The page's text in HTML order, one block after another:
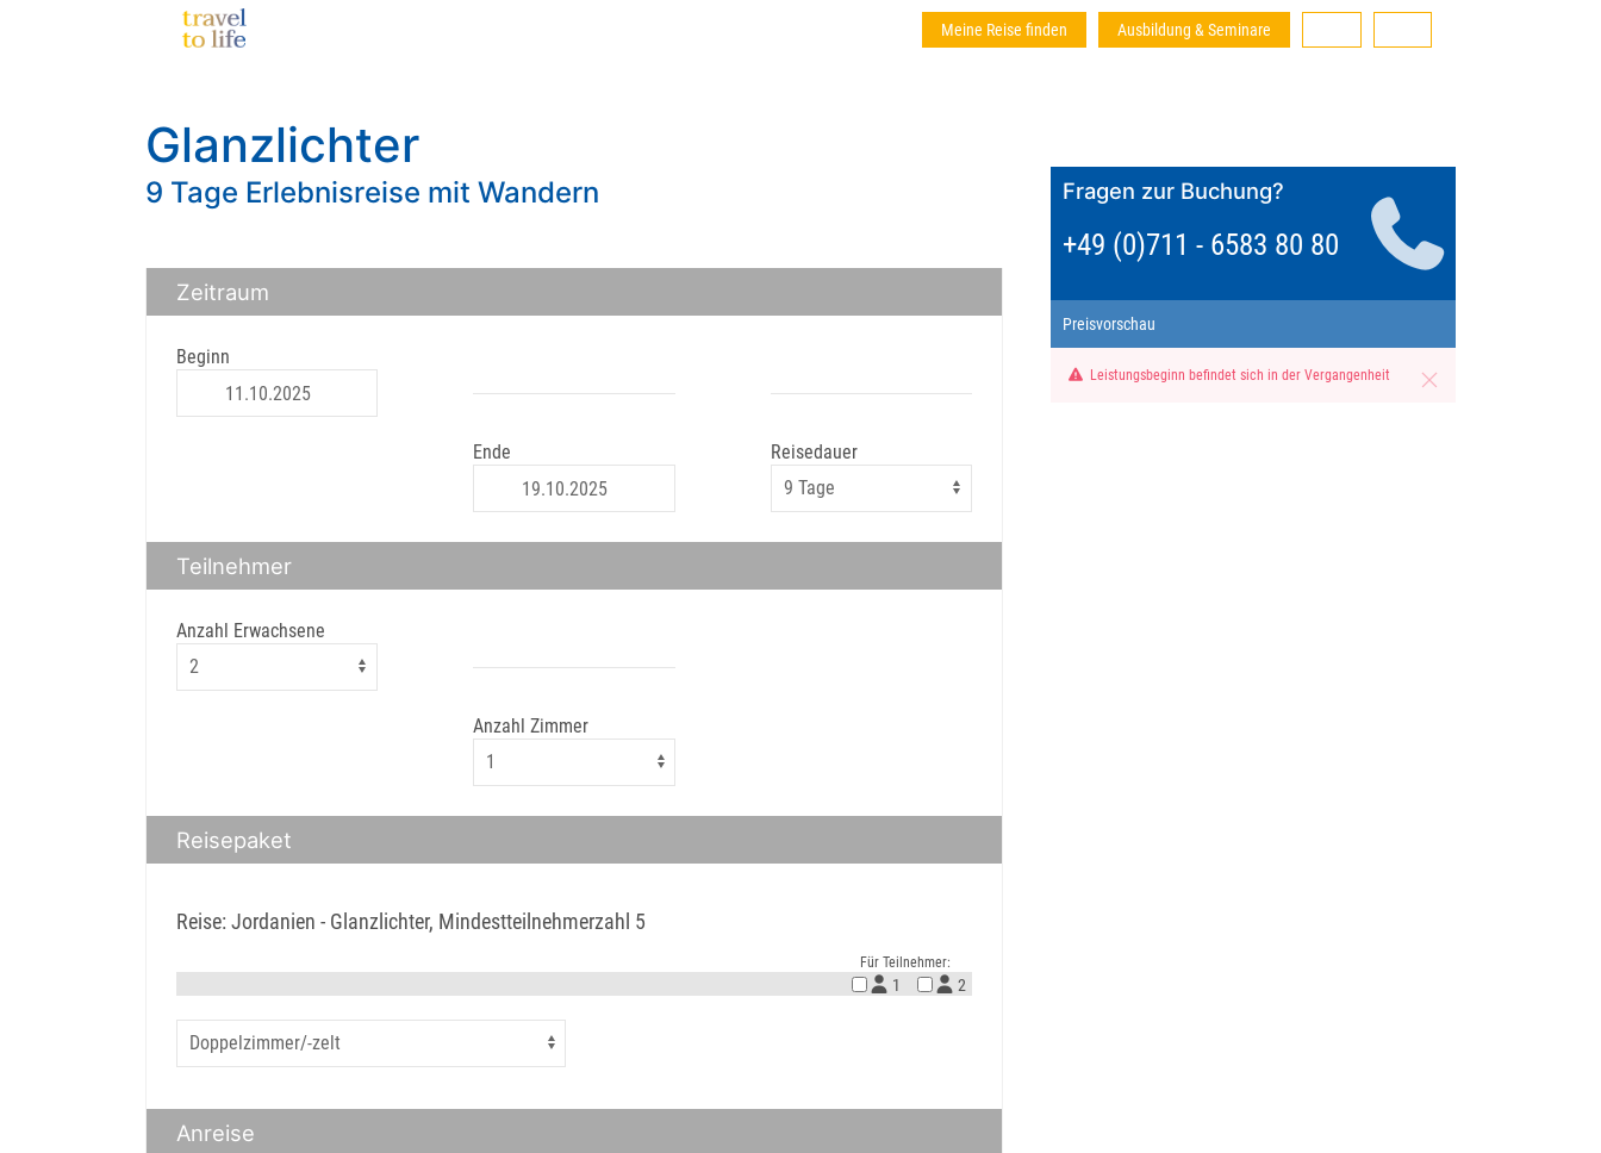
Meine Reise finden Ausbildung & Seminare
Glanzlichter
9 Tage Erlebnisreise mit Wandern
Zeitraum
Beginn
Ende Reisedauer
Teilnehmer
Anzahl Erwachsene
Anzahl Zimmer
Reisepaket
Reise: Jordanien - Glanzlichter, Mindestteilnehmerzahl 5
Für Teilnehmer:
1 2
Anreise
Fragen zur Buchung?
+49 (0)711 - 6583 80 80
Preisvorschau
Leistungsbeginn befindet sich in der Vergangenheit